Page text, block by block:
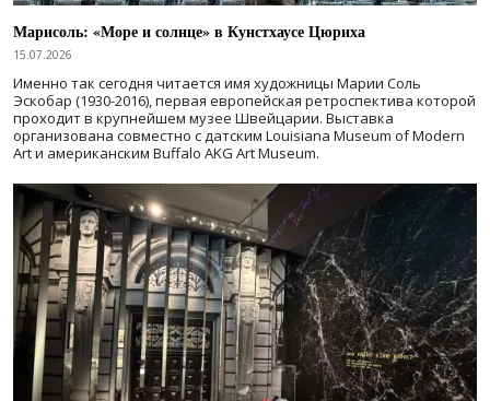
Марисоль: «Море и солнце» в Кунстхаусе Цюриха
15.07.2026
Именно так сегодня читается имя художницы Марии Соль
Эскобар (1930-2016), первая европейская ретроспектива которой
проходит в крупнейшем музее Швейцарии. Выставка
организована совместно с датским Louisiana Museum of Modern
Art и американским Buffalo AKG Art Museum.